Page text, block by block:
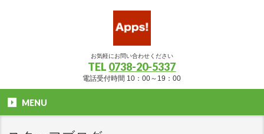
お気軽にお問い合わせください
TEL 0738-20-5337
電話受付時間 10：00～19：00
MENU